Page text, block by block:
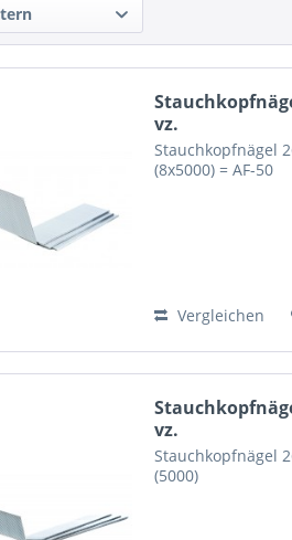
vz.
Stauchkopfnägel
(8x5000) = AF-50
Vergleichen
vz.
Stauchkopfnägel
(5000)